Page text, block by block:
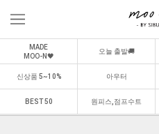
MADE
MOO-N🖤
오늘 출발🚚
신상품 5~10% 아우터
BEST 50 원피스,점프수트